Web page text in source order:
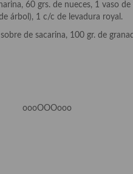
60 grs. de nueces, 1 vaso
árbol), 1 c/c de levadura royal.
de sacarina, 100 gr. de
oooOOOooo